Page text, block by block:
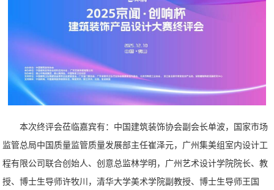
本次终评会莅临嘉宾有：中国建筑装饰协会副会长单波，国家市场
监管总局中国质量监管质量发展部主任崔泽元，广州集美组室内设计工
程有限公司联合创始人、创意总监林学明，广州艺术设计学院院长、教
授、博士生导师许牧川，清华大学美术学院副教授、博士生导师王国